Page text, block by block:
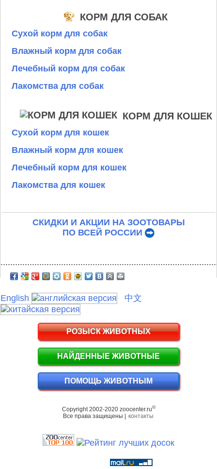
КОРМ ДЛЯ СОБАК
Сухой корм для собак
Влажный корм для собак
Лечебный корм для собак
Лакомства для собак
КОРМ ДЛЯ КОШЕК
Сухой корм для кошек
Влажный корм для кошек
Лечебный корм для кошек
Лакомства для кошек
СКИДКИ И АКЦИИ НА ЗООТОВАРЫ
ПО ВСЕЙ РОССИИ
English 中文
РОЗЫСК ЖИВОТНЫХ
НАЙДЕННЫЕ ЖИВОТНЫЕ
ПОМОЩЬ ЖИВОТНЫМ
Copyright 2002-2020 zoocenter.ru©
Все права защищены | контакты